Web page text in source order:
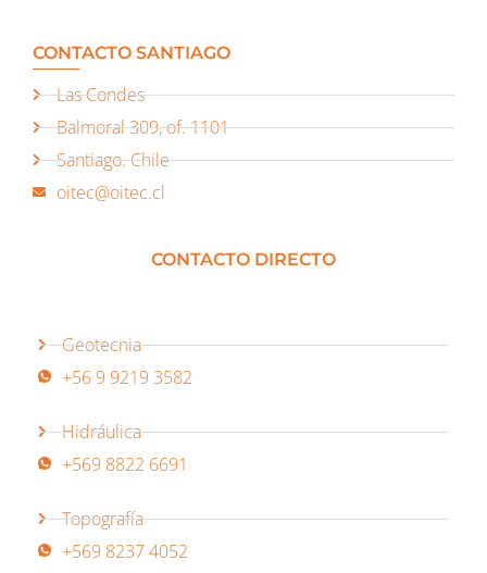
CONTACTO SANTIAGO
Las Condes
Balmoral 309, of. 1101
Santiago. Chile
oitec@oitec.cl
CONTACTO DIRECTO
Geotecnia
+56 9 9219 3582
Hidráulica
+569 8822 6691
Topografía
+569 8237 4052